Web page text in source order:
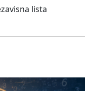
lista